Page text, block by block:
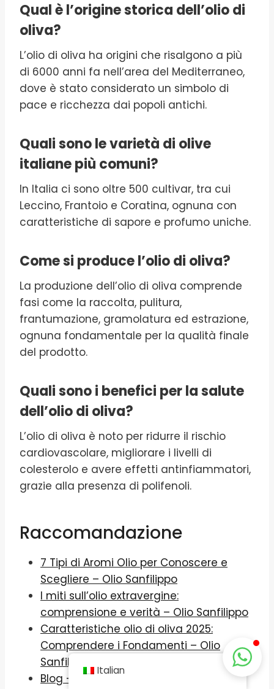
Qual è l’origine storica dell’olio di
oliva?
L’olio di oliva ha origini che risalgono a più
di 6000 anni fa nell’area del Mediterraneo,
dove è stato considerato un simbolo di
pace e ricchezza dai popoli antichi.
Quali sono le varietà di olive
italiane più comuni?
In Italia ci sono oltre 500 cultivar, tra cui
Leccino, Frantoio e Coratina, ognuna con
caratteristiche di sapore e profumo uniche.
Come si produce l’olio di oliva?
La produzione dell’olio di oliva comprende
fasi come la raccolta, pulitura,
frantumazione, gramolatura ed estrazione,
ognuna fondamentale per la qualità finale
del prodotto.
Quali sono i benefici per la salute
dell’olio di oliva?
L’olio di oliva è noto per ridurre il rischio
cardiovascolare, migliorare i livelli di
colesterolo e avere effetti antinfiammatori,
grazie alla presenza di polifenoli.
Raccomandazione
7 Tipi di Aromi Olio per Conoscere e
Scegliere – Olio Sanfilippo
I miti sull’olio extravergine:
comprensione e verità – Olio Sanfilippo
Caratteristiche olio di oliva 2025:
Comprendere i Fondamenti – Olio
Sanfilippo
Blog – Olio Sanfilippo
Italian